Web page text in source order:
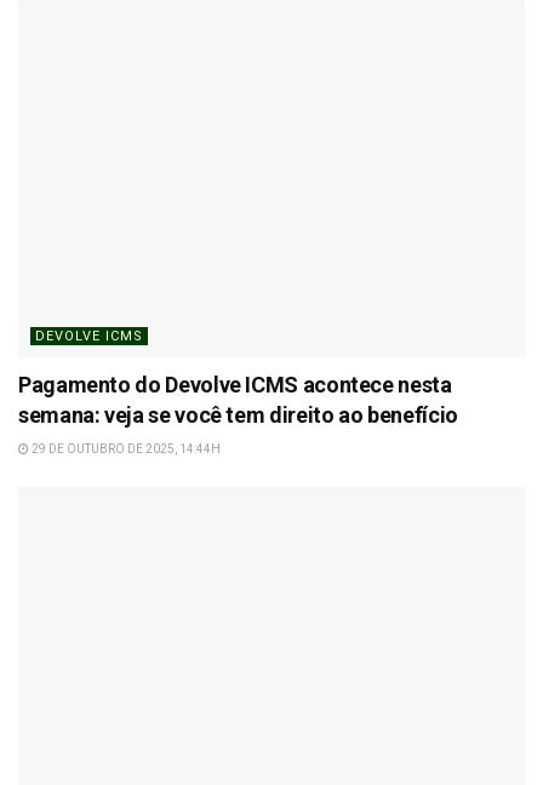
DEVOLVE ICMS
Pagamento do Devolve ICMS acontece nesta
semana: veja se você tem direito ao benefício
29 DE OUTUBRO DE 2025, 14:44H